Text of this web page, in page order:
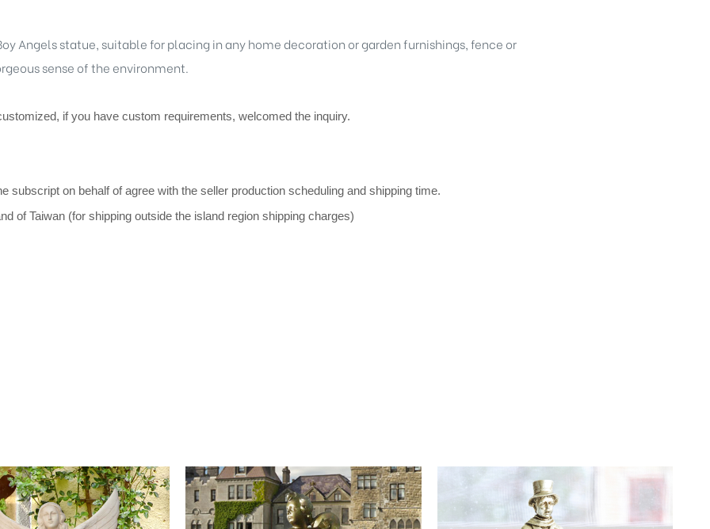
Angels statue, suitable for placing in any home decoration or garden furnishings, fence or
sense of the environment.
if you have custom requirements, welcomed the inquiry.
subscript on behalf of agree with the seller production scheduling and shipping time.
of Taiwan (for shipping outside the island region shipping charges)